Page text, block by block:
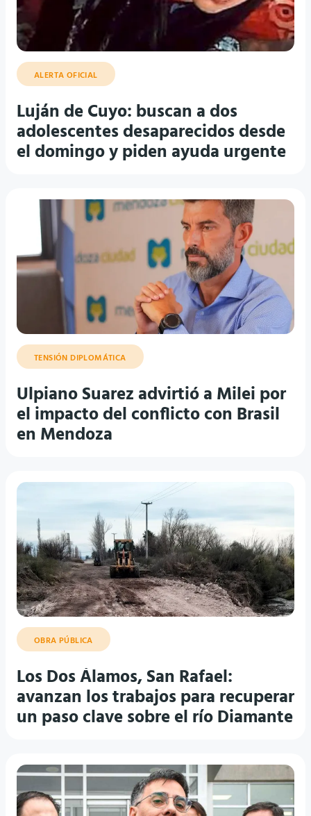
ALERTA OFICIAL
Luján de Cuyo: buscan a dos
adolescentes desaparecidos desde
el domingo y piden ayuda urgente
TENSIÓN DIPLOMÁTICA
Ulpiano Suarez advirtió a Milei por
el impacto del conflicto con Brasil
en Mendoza
OBRA PÚBLICA
Los Dos Álamos, San Rafael:
avanzan los trabajos para recuperar
un paso clave sobre el río Diamante